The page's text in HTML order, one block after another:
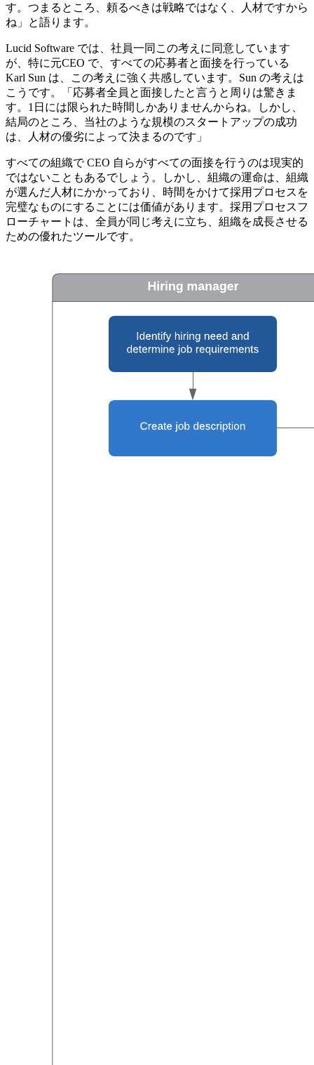
す。つまるところ、頼るべきは戦略ではなく、人材ですから
ね」と語ります。
Lucid Software では、社員一同この考えに同意しています
が、特に元CEO で、すべての応募者と面接を行っている
Karl Sun は、この考えに強く共感しています。Sun の考えは
こうです。「応募者全員と面接したと言うと周りは驚きま
す。1日には限られた時間しかありませんからね。しかし、
結局のところ、当社のような規模のスタートアップの成功
は、人材の優劣によって決まるのです」
すべての組織で CEO 自らがすべての面接を行うのは現実的
ではないこともあるでしょう。しかし、組織の運命は、組織
が選んだ人材にかかっており、時間をかけて採用プロセスを
完璧なものにすることには価値があります。採用プロセスフ
ローチャートは、全員が同じ考えに立ち、組織を成長させる
ための優れたツールです。